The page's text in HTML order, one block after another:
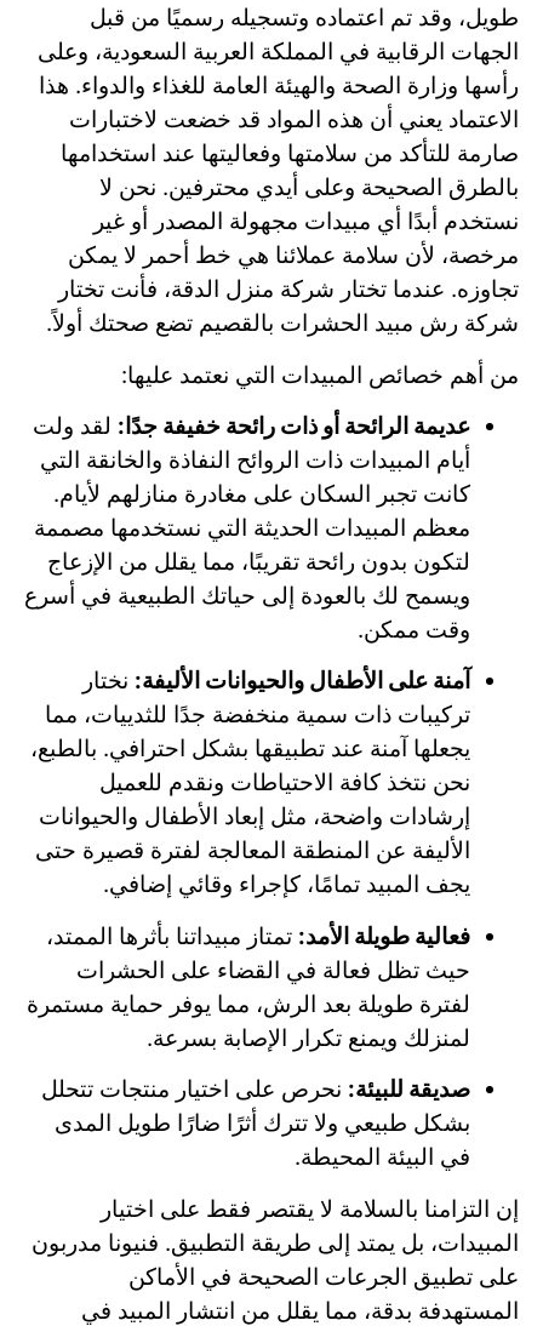
طويل، وقد تم اعتماده وتسجيله رسميًا من قبل
الجهات الرقابية في المملكة العربية السعودية، وعلى
رأسها وزارة الصحة والهيئة العامة للغذاء والدواء. هذا
الاعتماد يعني أن هذه المواد قد خضعت لاختبارات
صارمة للتأكد من سلامتها وفعاليتها عند استخدامها
بالطرق الصحيحة وعلى أيدي محترفين. نحن لا
نستخدم أبدًا أي مبيدات مجهولة المصدر أو غير
مرخصة، لأن سلامة عملائنا هي خط أحمر لا يمكن
تجاوزه. عندما تختار شركة منزل الدقة، فأنت تختار
شركة رش مبيد الحشرات بالقصيم تضع صحتك أولاً.
من أهم خصائص المبيدات التي نعتمد عليها:
عديمة الرائحة أو ذات رائحة خفيفة جدًا: لقد ولت
أيام المبيدات ذات الروائح النفاذة والخانقة التي
كانت تجبر السكان على مغادرة منازلهم لأيام.
معظم المبيدات الحديثة التي نستخدمها مصممة
لتكون بدون رائحة تقريبًا، مما يقلل من الإزعاج
ويسمح لك بالعودة إلى حياتك الطبيعية في أسرع
وقت ممكن.
آمنة على الأطفال والحيوانات الأليفة: نختار
تركيبات ذات سمية منخفضة جدًا للثدييات، مما
يجعلها آمنة عند تطبيقها بشكل احترافي. بالطبع،
نحن نتخذ كافة الاحتياطات ونقدم للعميل
إرشادات واضحة، مثل إبعاد الأطفال والحيوانات
الأليفة عن المنطقة المعالجة لفترة قصيرة حتى
يجف المبيد تمامًا، كإجراء وقائي إضافي.
فعالية طويلة الأمد: تمتاز مبيداتنا بأثرها الممتد،
حيث تظل فعالة في القضاء على الحشرات
لفترة طويلة بعد الرش، مما يوفر حماية مستمرة
لمنزلك ويمنع تكرار الإصابة بسرعة.
صديقة للبيئة: نحرص على اختيار منتجات تتحلل
بشكل طبيعي ولا تترك أثرًا ضارًا طويل المدى
في البيئة المحيطة.
إن التزامنا بالسلامة لا يقتصر فقط على اختيار
المبيدات، بل يمتد إلى طريقة التطبيق. فنيونا مدربون
على تطبيق الجرعات الصحيحة في الأماكن
المستهدفة بدقة، مما يقلل من انتشار المبيد في